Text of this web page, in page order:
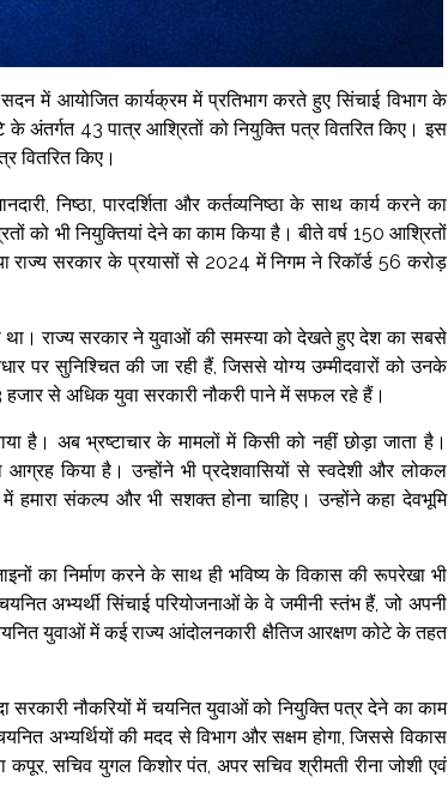
में आयोजित कार्यक्रम में प्रतिभाग करते हुए सिंचाई विभाग के
के अंतर्गत 43 पात्र आश्रितों को नियुक्ति पत्र वितरित किए। इस
वितरित किए।
निष्ठा, पारदर्शिता और कर्तव्यनिष्ठा के साथ कार्य करने का
को भी नियुक्तियां देने का काम किया है। बीते वर्ष 150 आश्रितों
राज्य सरकार के प्रयासों से 2024 में निगम ने रिकॉर्ड 56 करोड़
था। राज्य सरकार ने युवाओं की समस्या को देखते हुए देश का सबसे
पर सुनिश्चित की जा रही हैं, जिससे योग्य उम्मीदवारों को उनके
हजार से अधिक युवा सरकारी नौकरी पाने में सफल रहे हैं।
है। अब भ्रष्टाचार के मामलों में किसी को नहीं छोड़ा जाता है।
आग्रह किया है। उन्होंने भी प्रदेशवासियों से स्वदेशी और लोकल
हमारा संकल्प और भी सशक्त होना चाहिए। उन्होंने कहा देवभूमि
का निर्माण करने के साथ ही भविष्य के विकास की रूपरेखा भी
अभ्यर्थी सिंचाई परियोजनाओं के वे जमीनी स्तंभ हैं, जो अपनी
युवाओं में कई राज्य आंदोलनकारी क्षैतिज आरक्षण कोटे के तहत
नौकरियों में चयनित युवाओं को नियुक्ति पत्र देने का काम
अभ्यर्थियों की मदद से विभाग और सक्षम होगा, जिससे विकास
सचिव युगल किशोर पंत, अपर सचिव श्रीमती रीना जोशी एवं